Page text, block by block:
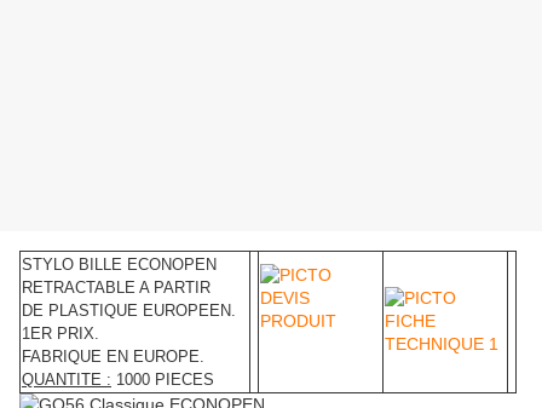
STYLO BILLE ECONOPEN
RETRACTABLE A PARTIR
DE PLASTIQUE EUROPEEN.
1ER PRIX.
FABRIQUE EN EUROPE.
QUANTITE : 1000 PIECES